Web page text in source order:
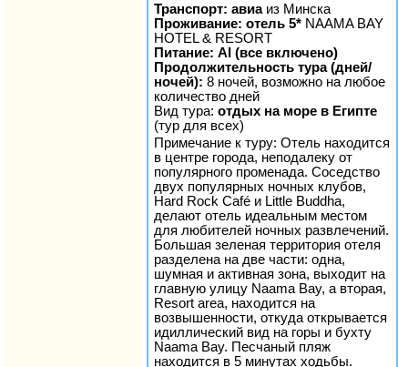
Транспорт: авиаиз Минска
Проживание: отель 5* NAAMA BAY
HOTEL & RESORT
Питание: AI (все включено)
Продолжительность тура (дней/
ночей): 8 ночей, возможно на любое
количество дней
Вид тура: отдых на море в Египте
(тур для всех)
Примечание к туру: Отель находится
в центре города, неподалеку от
популярного променада. Соседство
двух популярных ночных клубов,
Hard Rock Café и Little Buddha,
делают отель идеальным местом
для любителей ночных развлечений.
Большая зеленая территория отеля
разделена на две части: одна,
шумная и активная зона, выходит на
главную улицу Naama Bay, а вторая,
Resort area, находится на
возвышенности, откуда открывается
идиллический вид на горы и бухту
Naama Bay. Песчаный пляж
находится в 5 минутах ходьбы.